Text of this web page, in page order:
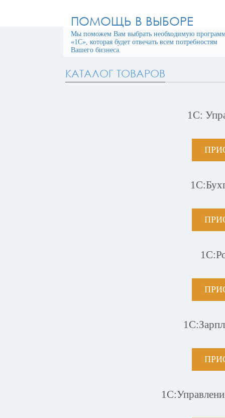
ПОМОЩЬ В ВЫБОРЕ
Мы поможем Вам выбрать необходимую
«1С», которая будет отвечать всем потребностям
Вашего бизнеса.
КАТАЛОГ ТОВАРОВ
1С: